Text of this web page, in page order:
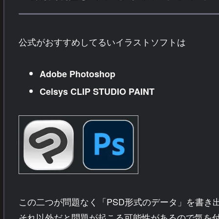
公式がおすすめしてるいイラストソフトは
Adobe Photoshop
Celsys CLIP STUDIO PAINT
この二つが問題なく「PSD形式のデータ」を書き